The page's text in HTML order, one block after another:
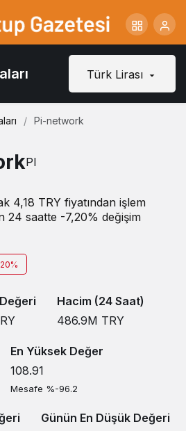
Türk Lirası
Pi-network
PI
4,18 TRY fiyatından işlem
24 saatte -7,20% değişim
Hacim (24 Saat)
486.9M TRY
En Yüksek Değer
108.91
Mesafe %-96.2
Günün En Düşük Değeri